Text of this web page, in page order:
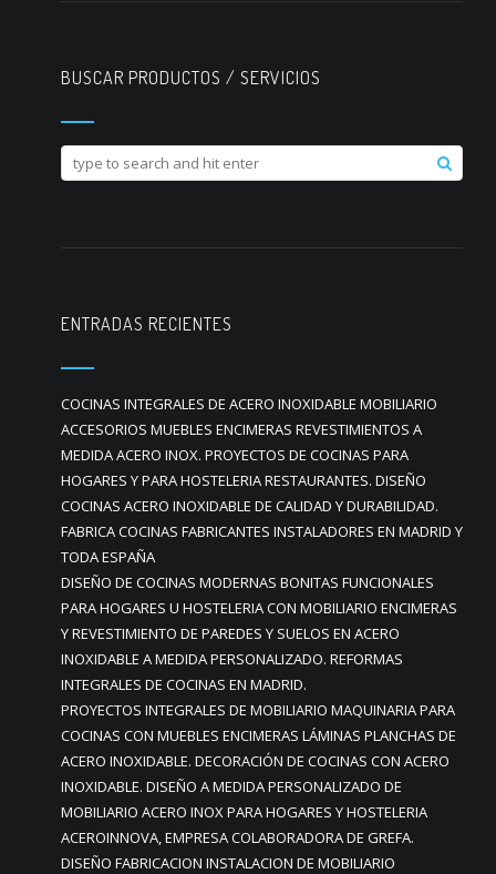
BUSCAR PRODUCTOS / SERVICIOS
ENTRADAS RECIENTES
COCINAS INTEGRALES DE ACERO INOXIDABLE MOBILIARIO
ACCESORIOS MUEBLES ENCIMERAS REVESTIMIENTOS A
MEDIDA ACERO INOX. PROYECTOS DE COCINAS PARA
HOGARES Y PARA HOSTELERIA RESTAURANTES. DISEÑO
COCINAS ACERO INOXIDABLE DE CALIDAD Y DURABILIDAD.
FABRICA COCINAS FABRICANTES INSTALADORES EN MADRID Y
TODA ESPAÑA
DISEÑO DE COCINAS MODERNAS BONITAS FUNCIONALES
PARA HOGARES U HOSTELERIA CON MOBILIARIO ENCIMERAS
Y REVESTIMIENTO DE PAREDES Y SUELOS EN ACERO
INOXIDABLE A MEDIDA PERSONALIZADO. REFORMAS
INTEGRALES DE COCINAS EN MADRID.
PROYECTOS INTEGRALES DE MOBILIARIO MAQUINARIA PARA
COCINAS CON MUEBLES ENCIMERAS LÁMINAS PLANCHAS DE
ACERO INOXIDABLE. DECORACIÓN DE COCINAS CON ACERO
INOXIDABLE. DISEÑO A MEDIDA PERSONALIZADO DE
MOBILIARIO ACERO INOX PARA HOGARES Y HOSTELERIA
ACEROINNOVA, EMPRESA COLABORADORA DE GREFA.
DISEÑO FABRICACION INSTALACION DE MOBILIARIO